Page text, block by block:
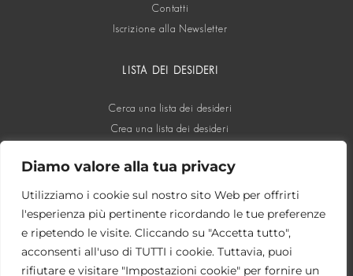
Diamo valore alla tua privacy
Utilizziamo i cookie sul nostro sito Web per offrirti
l'esperienza più pertinente ricordando le tue preferenze
e ripetendo le visite. Cliccando su "Accetta tutto",
acconsenti all'uso di TUTTI i cookie. Tuttavia, puoi
rifiutare e visitare "Impostazioni cookie" per fornire un
Contatti
Iscrizione alla Newsletter
LISTA DEI DESIDERI
Cerca una lista dei desideri
Crea una lista dei desideri
SOCIAL